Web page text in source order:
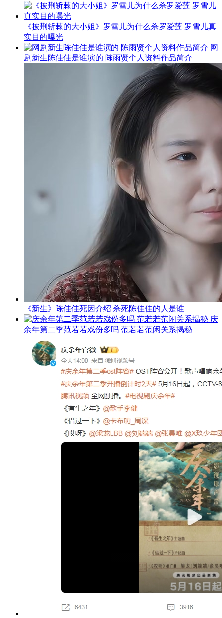
《披荆斩棘的大小姐》罗雪儿为什么杀罗爱莲 罗雪儿真
实目的曝光
网
剧新生陈佳佳是谁演的 陈雨贤个人资料作品简介
《新生》陈佳佳死因介绍 杀死陈佳佳的人是谁
庆
余年第二季范若若戏份多吗 范若若范闲关系揭秘